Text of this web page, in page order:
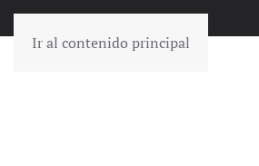
Ir al contenido principal